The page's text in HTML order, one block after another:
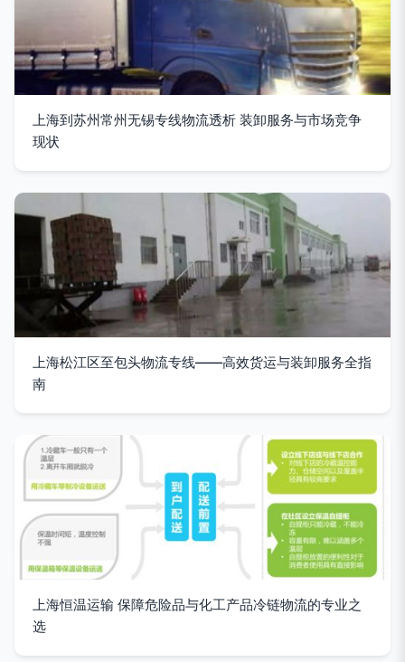
上海到苏州常州无锡专线物流透析 装卸服务与市场竞争
现状
上海松江区至包头物流专线——高效货运与装卸服务全指
南
上海恒温运输 保障危险品与化工产品冷链物流的专业之
选